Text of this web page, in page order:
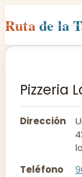
Rutade la
Inicio
Rutas
Contacto
Pizzeria
Dirección
Teléfono